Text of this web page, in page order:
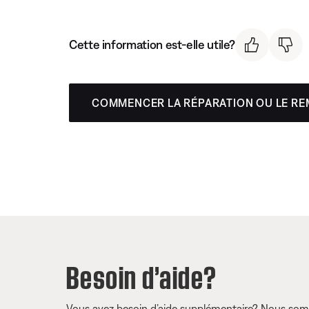
Cette information est-elle utile?
COMMENCER LA RÉPARATION OU LE
Besoin d’aide?